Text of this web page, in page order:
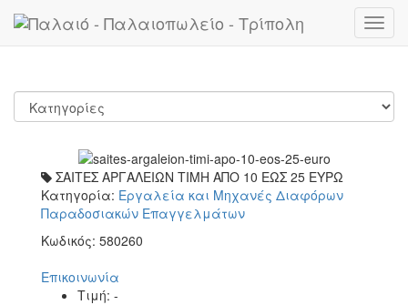
ΣΑΙΤΕΣ ΑΡΓΑΛΕΙΩΝ ΤΙΜΗ ΑΠΟ 10 ΕΩΣ 25 ΕΥΡΩ
Κατηγορία: Εργαλεία και Μηχανές Διαφόρων
Παραδοσιακών Επαγγελμάτων
Κωδικός: 580260
Επικοινωνία
Τιμή: -